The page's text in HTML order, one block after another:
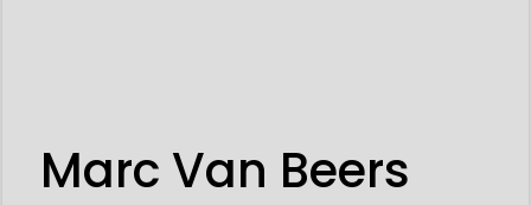
Marc Van Beers